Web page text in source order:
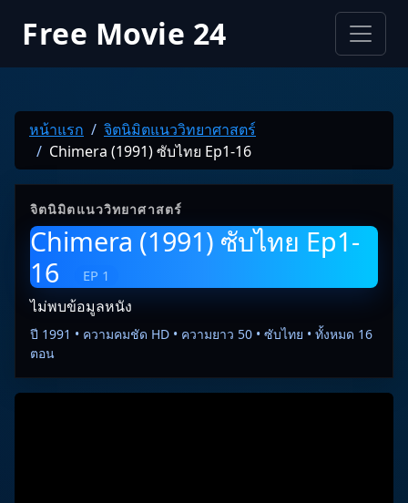
Free Movie 24
หน้าแรก
จิตนิมิตแนววิทยาศาสตร์
Chimera (1991) ซับไทย Ep1-16
จิตนิมิตแนววิทยาศาสตร์
Chimera (1991) ซับไทย Ep1-
16
EP 1
ไม่พบข้อมูลหนัง
ปี 1991 • ความคมชัด HD • ความยาว 50 • ซับไทย • ทั้งหมด 16
ตอน